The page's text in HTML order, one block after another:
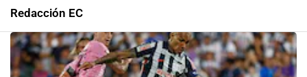
Redacción EC